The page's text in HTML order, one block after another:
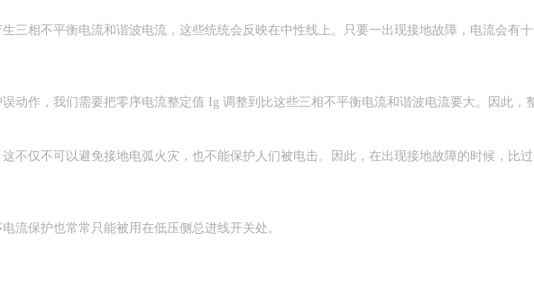
三相不平衡电流和谐波电流，这些统统会反映在中性线上。只要一出现接地故障，电流会有
动作，我们需要把零序电流整定值 Ig 调整到比这些三相不平衡电流和谐波电流要大。因此，
不仅不可以避免接地电弧火灾，也不能保护人们被电击。因此，在出现接地故障的时候，比
流保护也常常只能被用在低压侧总进线开关处。